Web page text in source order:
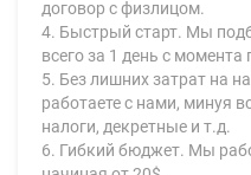
договор с физлицом.
4. Быстрый старт. Мы
всего за 1 день с момента
5. Без лишних затрат на
работаете с нами, минуя
налоги, декретные и т.д.
6. Гибкий бюджет. Мы